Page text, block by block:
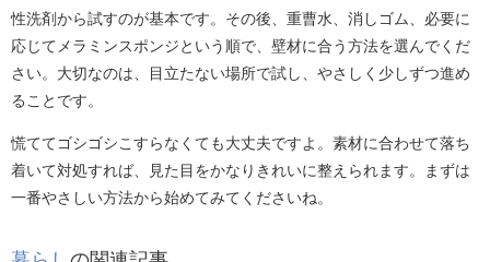
性洗剤から試すのが基本です。その後、重曹水、消しゴム、必要に
応じてメラミンスポンジという順で、壁材に合う方法を選んでくだ
さい。大切なのは、目立たない場所で試し、やさしく少しずつ進め
ることです。
慌ててゴシゴシこすらなくても大丈夫ですよ。素材に合わせて落ち
着いて対処すれば、見た目をかなりきれいに整えられます。まずは
一番やさしい方法から始めてみてくださいね。